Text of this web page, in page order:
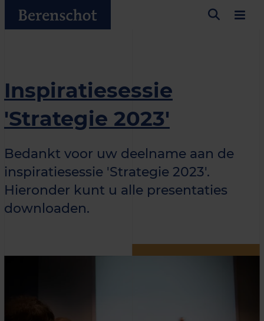
Inspiratiesessie
'Strategie 2023'
Bedankt voor uw deelname aan de
inspiratiesessie 'Strategie 2023'.
Hieronder kunt u alle presentaties
downloaden.